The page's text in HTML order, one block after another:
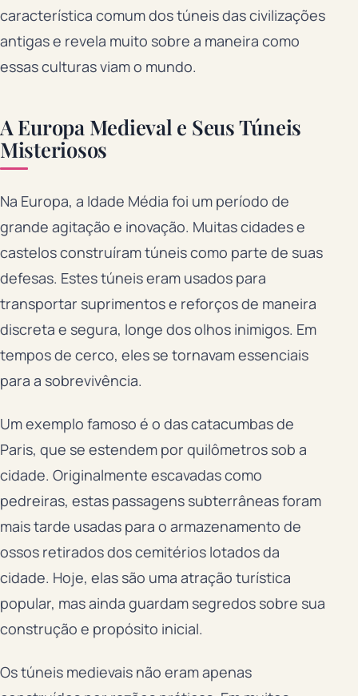
característica comum dos túneis das civilizações
antigas e revela muito sobre a maneira como
essas culturas viam o mundo.
A Europa Medieval e Seus Túneis
Misteriosos
Na Europa, a Idade Média foi um período de
grande agitação e inovação. Muitas cidades e
castelos construíram túneis como parte de suas
defesas. Estes túneis eram usados para
transportar suprimentos e reforços de maneira
discreta e segura, longe dos olhos inimigos. Em
tempos de cerco, eles se tornavam essenciais
para a sobrevivência.
Um exemplo famoso é o das catacumbas de
Paris, que se estendem por quilômetros sob a
cidade. Originalmente escavadas como
pedreiras, estas passagens subterrâneas foram
mais tarde usadas para o armazenamento de
ossos retirados dos cemitérios lotados da
cidade. Hoje, elas são uma atração turística
popular, mas ainda guardam segredos sobre sua
construção e propósito inicial.
Os túneis medievais não eram apenas